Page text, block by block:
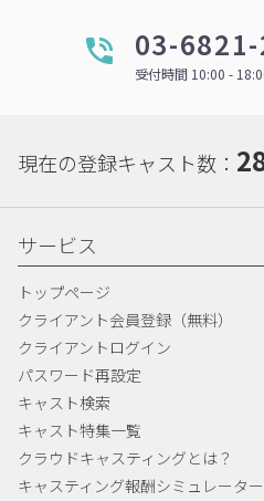
03-
受付時間 10:00 -
現在の登録キャスト数：
サービス
トップページ
クライアント会員登録（無料）
クライアントログイン
パスワード再設定
キャスト検索
キャスト特集一覧
クラウドキャスティングとは？
キャスティング報酬シミュレーター